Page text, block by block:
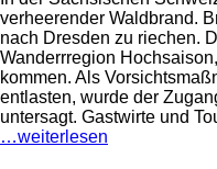
verheerender Waldbrand.
nach Dresden zu riechen.
Wanderrregion
kommen. Als
entlasten, wurde der
untersagt. Gastwirte und
…weiterlesen